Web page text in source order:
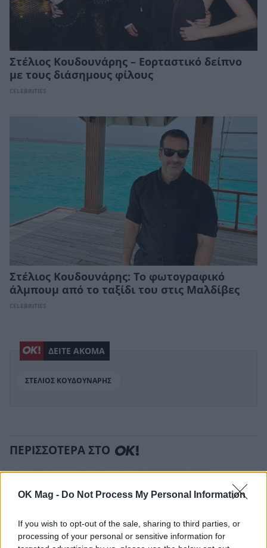
OK Mag - Do Not Process My Personal Information
If you wish to opt-out of the sale, sharing to third parties, or
processing of your personal or sensitive information for
Στέλιος Κουδουνάρης – Eορταστικό δείπνο
με τους διάσημους φίλους
CELEBRITIES
Στέλιος Κουδουνάρης: Το φωτογραφικό
άλμπουμ από το ταξίδι του στις Μαλδίβες
CELEBRITIES
ΔΕΙΤΕ ΑΚΟΜΑ
ΣΤΕΛΙΟΣ ΚΟΥΔΟΥΝΑΡΗΣ
ΠΕΡΙΣΣΟΤΕΡΑ ΣΤΟ